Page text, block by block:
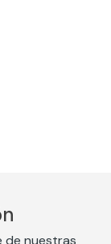
de nuestras